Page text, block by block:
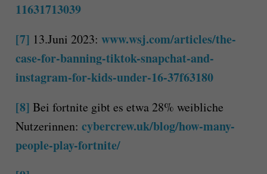
11631713039
[7] 13.Juni 2023: www.wsj.com/articles/the-
case-for-banning-tiktok-snapchat-and-
instagram-for-kids-under-16-37f63180
[8] Bei fortnite gibt es etwa 28% weibliche
Nutzerinnen: cybercrew.uk/blog/how-many-
people-play-fortnite/